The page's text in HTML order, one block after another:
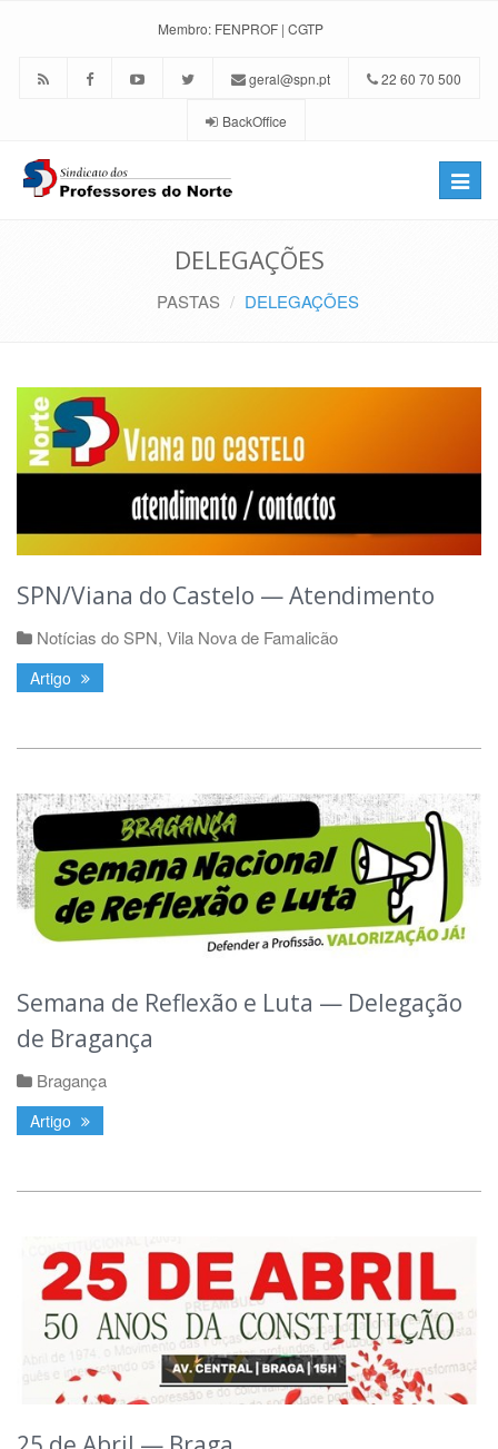
Membro: FENPROF | CGTP
geral@spn.pt 22 60 70 500
BackOffice
Toggle
DELEGAÇÕES
PASTAS DELEGAÇÕES
SPN/Viana do Castelo — Atendimento
Notícias do SPN, Vila Nova de Famalicão
Artigo
Semana de Reflexão e Luta — Delegação
de Bragança
Bragança
Artigo